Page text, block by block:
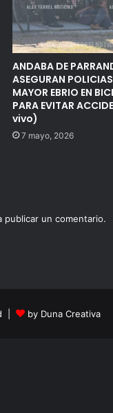
ANDABA DE
ASEGURAN
MAYOR EBRIO EN
PARA EVITAR
vivo)
7 mayo, 2026
publicar un comentario.
| by Duna Creativa